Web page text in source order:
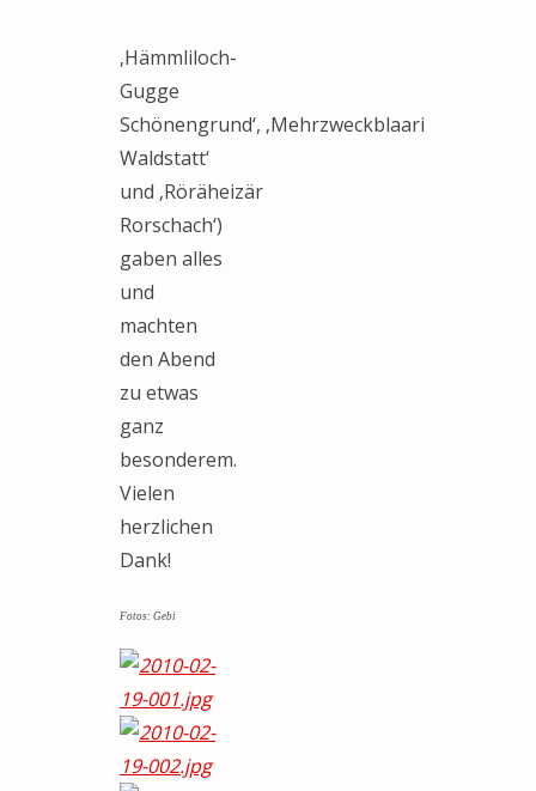
‚Hämmliloch-
Gugge
Schönengrund‘, ‚Mehrzweckblaari
Waldstatt‘
und ‚Röräheizär
Rorschach‘)
gaben alles
und
machten
den Abend
zu etwas
ganz
besonderem.
Vielen
herzlichen
Dank!
Fotos: Gebi